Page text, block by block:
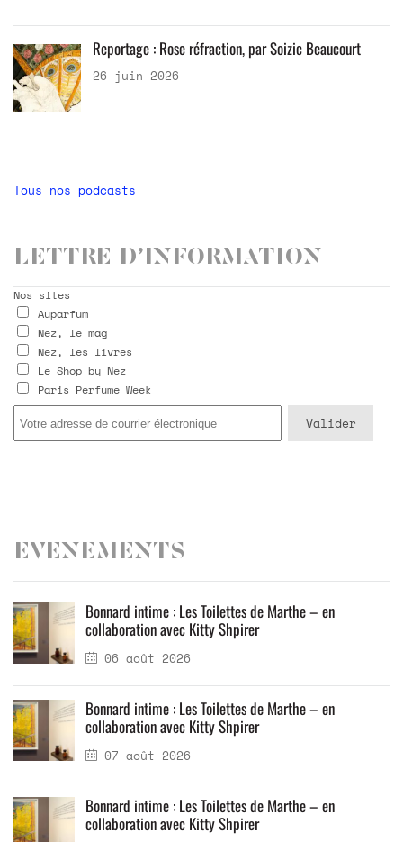
Reportage : Rose réfraction, par Soizic Beaucourt
26 juin 2026
Tous nos podcasts
Lettre d’information
Nos sites
Auparfum
Nez, le mag
Nez, les livres
Le Shop by Nez
Paris Perfume Week
Evenements
06 août 2026
Bonnard intime : Les Toilettes de Marthe – en
collaboration avec Kitty Shpirer
07 août 2026
Bonnard intime : Les Toilettes de Marthe – en
collaboration avec Kitty Shpirer
Bonnard intime : Les Toilettes de Marthe – en
collaboration avec Kitty Shpirer